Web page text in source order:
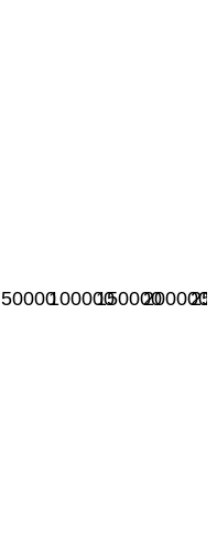
50000100000150000200000